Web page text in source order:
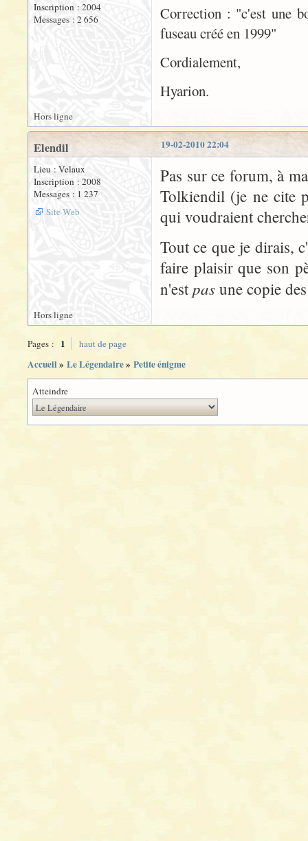
Inscription : 2004
Messages : 2 656
Correction : "c'est une
fuseau créé en 1999"
Cordialement,
Hyarion.
Hors ligne
19-02-2010 22:04
Elendil
Lieu : Velaux
Inscription : 2008
Messages : 1 237
Site Web
Pas sur ce forum, à
Tolkiendil (je ne cite
qui voudraient
Tout ce que je dirais,
faire plaisir que son
n'est pas une copie
Hors ligne
Pages : 1 haut de page
Accueil» Le Légendaire» Petite énigme
Atteindre